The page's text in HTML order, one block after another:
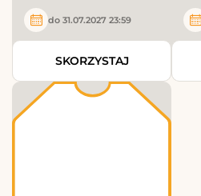
do 31.07.2027 23:59
SKORZYSTAJ